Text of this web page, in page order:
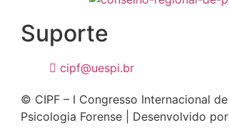
Suporte
cipf@uespi.br
© CIPF – I Congresso Internacional de
Psicologia Forense | Desenvolvido por